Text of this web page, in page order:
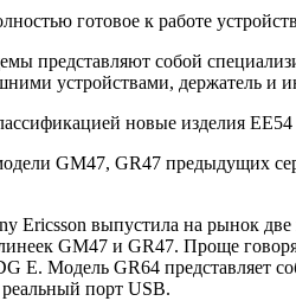
готовое к работе
представляют собой
устройствами, держатель и
новые изделия
GM47, GR47 предыдущих
Ericsson выпустила на рынок
GM47 и GR47. Проще
E. Модель GR64 представляет
порт USB.